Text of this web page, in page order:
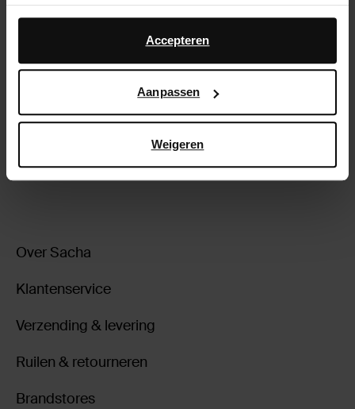
Daarnaast werken wij samen met Google voor
advertentie- en meetdoeleinden. Meer informatie over
hoe Google uw persoonsgegevens gebruikt, vindt u op
Accepteren
Aanpassen
Weigeren
binnenzijde zijn gemaakt van leer. Bescherm de boots
Product details
Bezorgen & retour
ga terug
Over Sacha
Klantenservice
Verzending & levering
Ruilen & retourneren
Brandstores